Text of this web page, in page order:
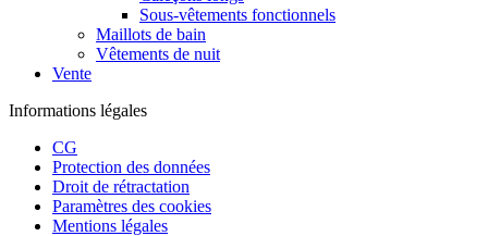
Sous-vêtements fonctionnels
Maillots de bain
Vêtements de nuit
Vente
Informations légales
CG
Protection des données
Droit de rétractation
Paramètres des cookies
Mentions légales